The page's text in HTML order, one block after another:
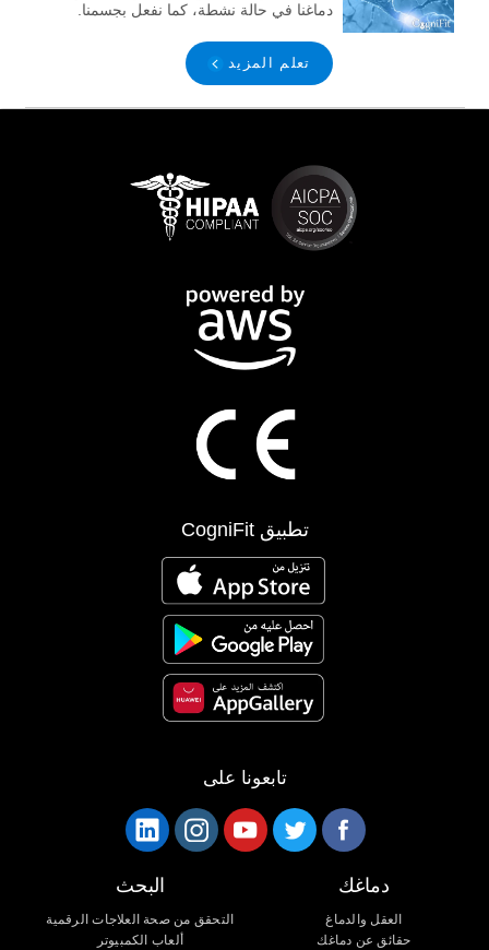
دماغنا في حالة نشطة، كما نفعل بجسمنا.
تعلم المزيد
تطبيق CogniFit
تابعونا على
دماغك
العقل والدماغ
حقائق عن دماغك
البحث
التحقق من صحة العلاجات الرقمية
ألعاب الكمبيوتر